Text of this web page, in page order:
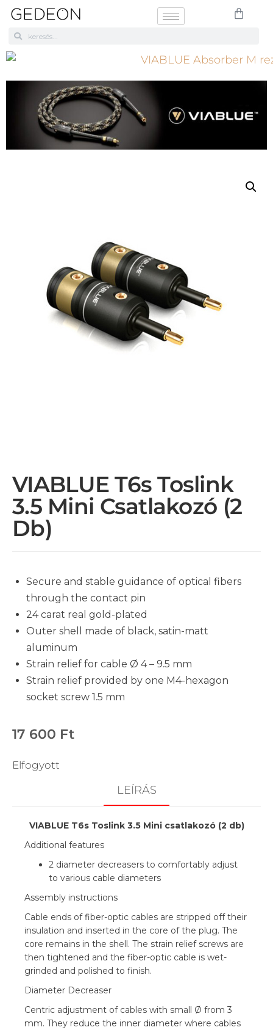
VIABLUE T6s Toslink
3.5 Mini Csatlakozó (2
Db)
Secure and stable guidance of optical fibers
through the contact pin
24 carat real gold-plated
Outer shell made of black, satin-matt
aluminum
Strain relief for cable Ø 4 – 9.5 mm
Strain relief provided by one M4-hexagon
socket screw 1.5 mm
17 600 Ft
Elfogyott
LEÍRÁS
VIABLUE T6s Toslink 3.5 Mini csatlakozó (2 db)
Additional features
2 diameter decreasers to comfortably adjust
to various cable diameters
Assembly instructions
Cable ends of fiber-optic cables are stripped off their
insulation and inserted in the core of the plug. The
core remains in the shell. The strain relief screws are
then tightened and the fiber-optic cable is wet-
grinded and polished to finish.
Diameter Decreaser
Centric adjustment of cables with small Ø from 3
mm. They reduce the inner diameter where cables